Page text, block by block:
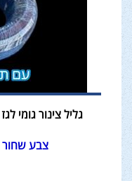
גליל צינור גומי
צבע שחור - ללחץ